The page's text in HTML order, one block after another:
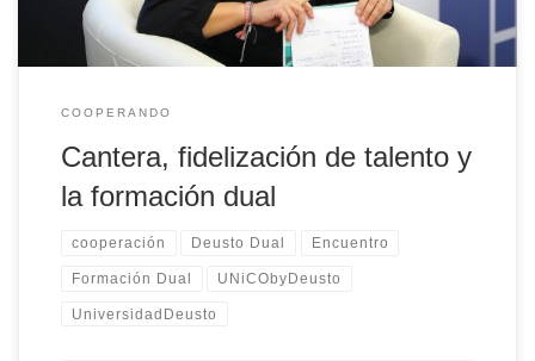
COOPERANDO
Cantera, fidelización de talento y
la formación dual
cooperación Deusto Dual Encuentro
Formación Dual UNiCObyDeusto
UniversidadDeusto